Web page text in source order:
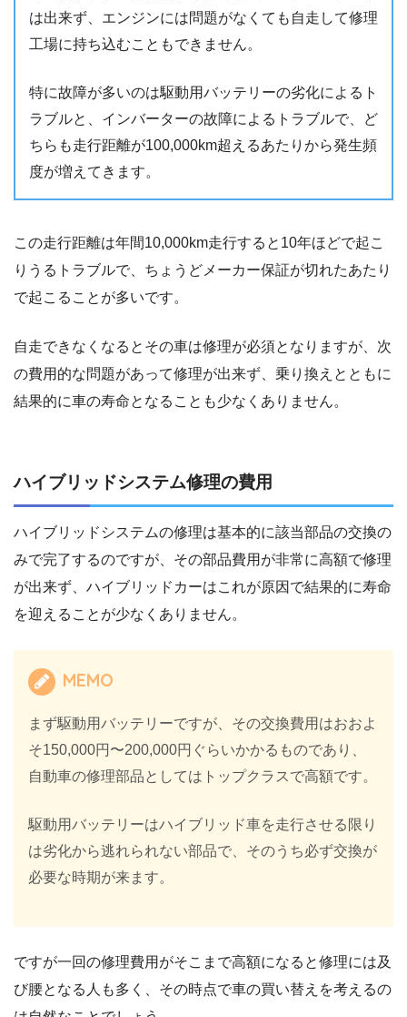
は出来ず、エンジンには問題がなくても自走して修理
工場に持ち込むこともできません。
特に故障が多いのは駆動用バッテリーの劣化によるト
ラブルと、インバーターの故障によるトラブルで、ど
ちらも走行距離が100,000km超えるあたりから発生頻
度が増えてきます。
この走行距離は年間10,000km走行すると10年ほどで起こ
りうるトラブルで、ちょうどメーカー保証が切れたあたり
で起こることが多いです。
自走できなくなるとその車は修理が必須となりますが、次
の費用的な問題があって修理が出来ず、乗り換えとともに
結果的に車の寿命となることも少なくありません。
ハイブリッドシステム修理の費用
ハイブリッドシステムの修理は基本的に該当部品の交換の
みで完了するのですが、その部品費用が非常に高額で修理
が出来ず、ハイブリッドカーはこれが原因で結果的に寿命
を迎えることが少なくありません。
MEMO
まず駆動用バッテリーですが、その交換費用はおおよ
そ150,000円〜200,000円ぐらいかかるものであり、
自動車の修理部品としてはトップクラスで高額です。
駆動用バッテリーはハイブリッド車を走行させる限り
は劣化から逃れられない部品で、そのうち必ず交換が
必要な時期が来ます。
ですが一回の修理費用がそこまで高額になると修理には及
び腰となる人も多く、その時点で車の買い替えを考えるの